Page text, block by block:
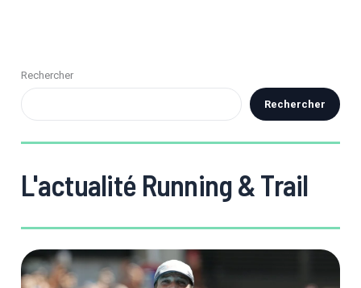
Rechercher
Rechercher
L'actualité Running & Trail